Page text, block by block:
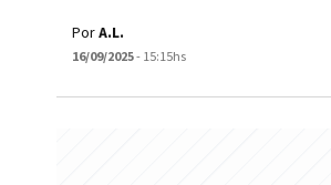
PorA.L.
16/09/2025- 15:15hs